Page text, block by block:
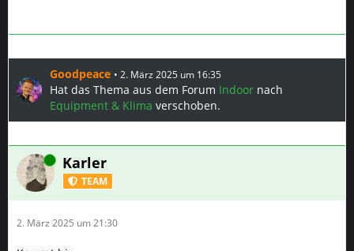
Goodpeace 2. März 2025 um 16:35
Hat das Thema aus dem Forum Indoor nach
Equipment & Klima verschoben.
Online Karler
TEAM
2. März 2025 um 21:30